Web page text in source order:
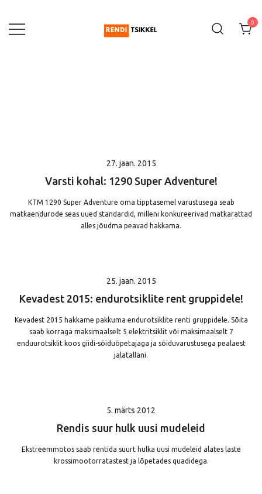
0
27. jaan. 2015
Varsti kohal: 1290 Super Adventure!
KTM 1290 Super Adventure oma tipptasemel varustusega seab
matkaendurode seas uued standardid, milleni konkureerivad matkarattad
alles jõudma peavad hakkama.
25. jaan. 2015
Kevadest 2015: endurotsiklite rent gruppidele!
Kevadest 2015 hakkame pakkuma endurotsiklite renti gruppidele. Sõita
saab korraga maksimaalselt 5 elektritsiklit või maksimaalselt 7
enduurotsiklit koos giidi-sõiduõpetajaga ja sõiduvarustusega pealaest
jalatallani.
5. märts 2012
Rendis suur hulk uusi mudeleid
Ekstreemmotos saab rentida suurt hulka uusi mudeleid alates laste
krossimootorratastest ja lõpetades quadidega.